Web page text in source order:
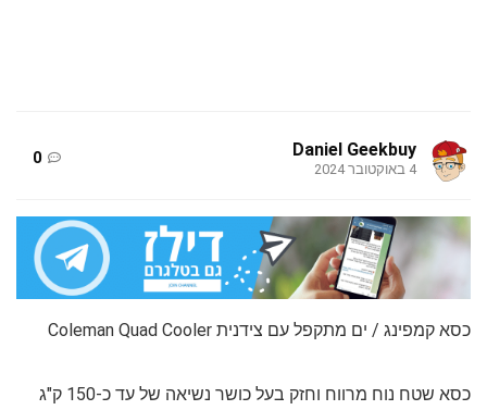
Daniel Geekbuy
4 באוקטובר 2024
0
כסא קמפינג / ים מתקפל עם צידנית Coleman Quad Cooler
כסא שטח נוח מרווח וחזק בעל כושר נשיאה של עד כ-150 ק"ג